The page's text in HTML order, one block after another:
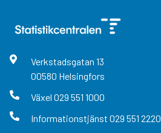
Verkstadsgatan 13
00580 Helsingfors
Växel 029 551 1000
Informationstjänst 029 551 2220